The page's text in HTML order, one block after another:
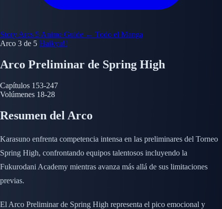
Story Arcs 5 Anime Guide ← Todo el Manga
Arco 3 de 5 Haikyu!!
Arco Preliminar de Spring High
Capítulos 153-247
Volúmenes 18-28
Resumen del Arco
Karasuno enfrenta competencia intensa en las preliminares del Torneo
Spring High, confrontando equipos talentosos incluyendo la
Fukurodani Academy mientras avanza más allá de sus limitaciones
previas.
El Arco Preliminar de Spring High representa el pico emocional y